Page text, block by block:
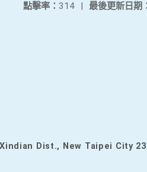
最後更新日期
點擊率： 314 |
Dist., New Taipei City